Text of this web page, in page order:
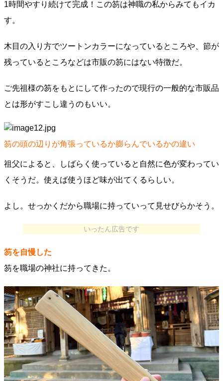
1時間やすり続けて完成！この笏は神職の私からみてもイカ
す。
木目の入り方でツートンカラーになっているところや、節が
残っているところなどは市販の笏にはない特徴だ。
ご先祖様の笏をもとにして作ったので現行の一般的な市販品
とは形がすこし違うのもいい。
笏の頭の辺りが角張っているか膨らんでいるかの違い
祖父によると、しばらく使っていると自然に色が変わってい
くそうだ。使えば使うほど味が出てくるらしい。
よし。せっかくだから職場に持っていって見せびらかそう。
いったん広告です
笏を自慢した
笏を職場の神社に持ってきた。